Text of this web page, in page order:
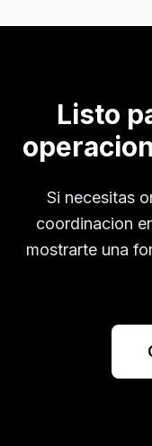
Listo
Si necesitas
coordinacion
mostrarte una